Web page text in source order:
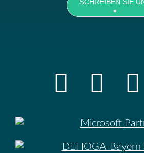
SCHREIBEN SIE